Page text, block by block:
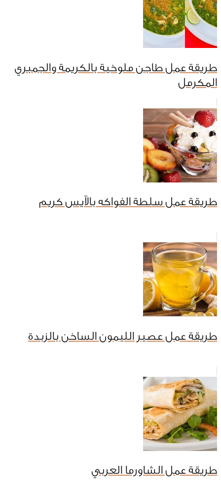
طريقة عمل طاجن ملوخية بالكريمة والجمبري
المكرمل
طريقة عمل سلطة الفواكه بالآيس كريم
طريقة عمل عصير الليمون الساخن بالزبدة
طريقة عمل الشاورما العربي